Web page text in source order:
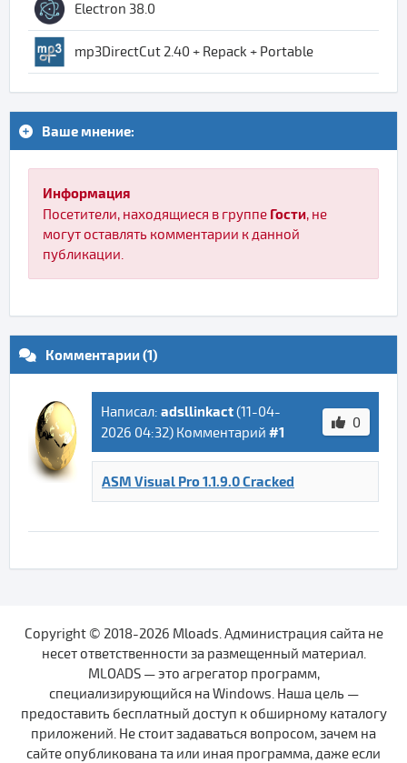
Electron 38.0
mp3DirectCut 2.40 + Repack + Portable
Ваше мнение:
Информация
Посетители, находящиеся в группе Гости, не
могут оставлять комментарии к данной
публикации.
Комментарии (1)
Написал: adsllinkact(11-04-
2026 04:32) Комментарий #1
0
ASM Visual Pro 1.1.9.0 Cracked
Copyright © 2018-2026 Mloads. Администрация сайта не
несет ответственности за размещенный материал.
MLOADS — это агрегатор программ,
специализирующийся на Windows. Наша цель —
предоставить бесплатный доступ к обширному каталогу
приложений. Не стоит задаваться вопросом, зачем на
сайте опубликована та или иная программа, даже если